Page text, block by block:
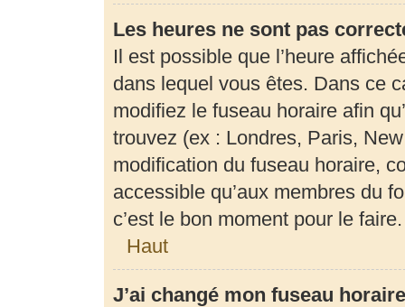
Les heures ne sont pas
Il est possible que l’heure
dans lequel vous êtes. Dans ce
modifiez le fuseau horaire afin
trouvez (ex : Londres, Paris,
modification du fuseau horaire,
accessible qu’aux membres du
c’est le bon moment pour le faire.
Haut
J’ai changé mon fuseau